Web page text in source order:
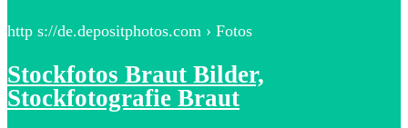
http s://de.depositphotos.com › Fotos
Stockfotos Braut Bilder,
Stockfotografie Braut